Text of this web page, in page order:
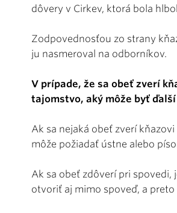
dôvery v Cirkev, ktorá bola
Zodpovednosťou zo strany
ju nasmeroval na odborníkov.
V prípade, že sa obeť zverí
tajomstvo, aký môže byť
Ak sa nejaká obeť zverí
môže požiadať ústne alebo
Ak sa obeť zdôverí pri spovedi,
otvoriť aj mimo spoveď, a